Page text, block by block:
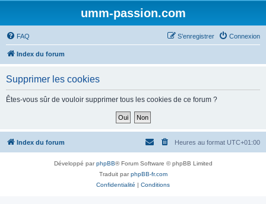
umm-passion.com
FAQ Connexion
S’enregistrer
Index du forum
Supprimer les cookies
Êtes-vous sûr de vouloir supprimer tous les cookies de ce forum ?
Index du forum Heures au format UTC+01:00
Développé parphpBB® Forum Software © phpBB Limited
Traduit parphpBB-fr.com
Confidentialité | Conditions